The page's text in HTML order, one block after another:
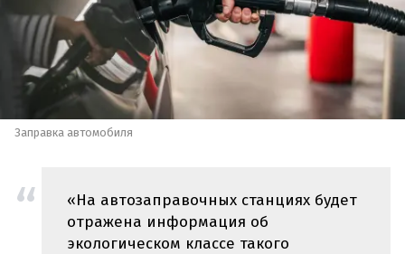
Заправка автомобиля
«На автозаправочных станциях будет
отражена информация об
экологическом классе такого